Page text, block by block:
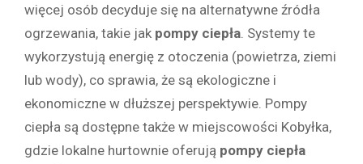
więcej osób decyduje się na alternatywne źródła
ogrzewania, takie jak pompy ciepła . Systemy te
wykorzystują energię z otoczenia (powietrza, ziemi
lub wody), co sprawia, że są ekologiczne i
ekonomiczne w dłuższej perspektywie. Pompy
ciepła są dostępne także w miejscowości Kobyłka,
gdzie lokalne hurtownie oferują pompy ciepła